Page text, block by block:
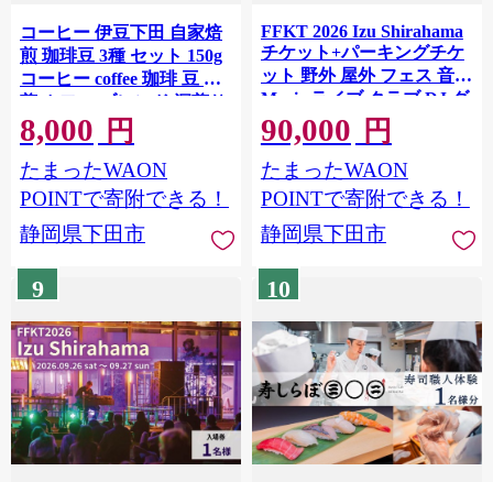
コーヒー 伊豆下田 自家焙
煎 珈琲豆 3種 セット 150g
コーヒー coffee 珈琲 豆 焙
煎 カフェ ブレンド 深煎り
贈答用 プレゼント ギフト
お土産 飲料 飲み物 ドリン
ク 嗜好品 キャンプ アウト
ドア 静岡県 伊豆 下田市 目
8,000 円
たまったWAON
POINTで寄附できる！
静岡県下田市
FFKT 2026 Izu Shirahama
チケット+パーキングチケ
ット 野外 屋外 フェス 音楽
Music ライブ クラブ DJ ダ
ンス 海 イベント 白浜 ホテ
ル伊豆急 ホテル プール 静
岡県 下田市 伊豆
90,000 円
たまったWAON
POINTで寄附できる！
静岡県下田市
9 10